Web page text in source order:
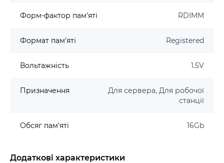
Форм-фактор пам'яті RDIMM
Формат пам'яті Registered
Вольтажність 1.5V
Призначення
Для сервера, Для робочої
станції
Обсяг пам'яті 16Gb
Додаткові характеристики